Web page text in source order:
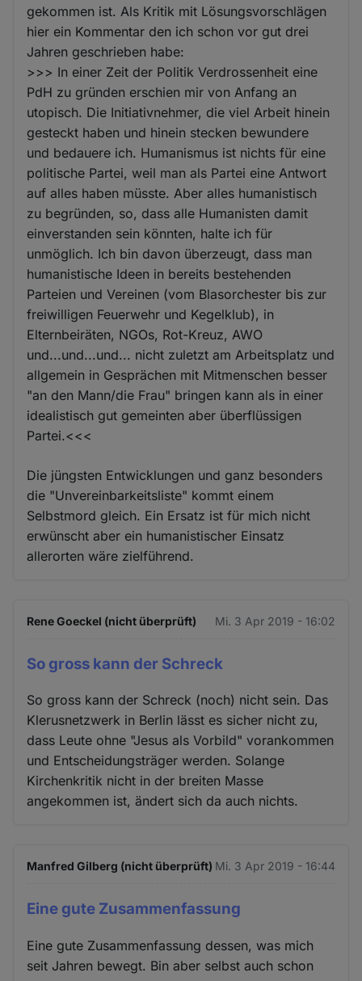
gekommen ist. Als Kritik mit Lösungsvorschlägen
hier ein Kommentar den ich schon vor gut drei
Jahren geschrieben habe:
>>> In einer Zeit der Politik Verdrossenheit eine
PdH zu gründen erschien mir von Anfang an
utopisch. Die Initiativnehmer, die viel Arbeit hinein
gesteckt haben und hinein stecken bewundere
und bedauere ich. Humanismus ist nichts für eine
politische Partei, weil man als Partei eine Antwort
auf alles haben müsste. Aber alles humanistisch
zu begründen, so, dass alle Humanisten damit
einverstanden sein könnten, halte ich für
unmöglich. Ich bin davon überzeugt, dass man
humanistische Ideen in bereits bestehenden
Parteien und Vereinen (vom Blasorchester bis zur
freiwilligen Feuerwehr und Kegelklub), in
Elternbeiräten, NGOs, Rot-Kreuz, AWO
und...und...und... nicht zuletzt am Arbeitsplatz und
allgemein in Gesprächen mit Mitmenschen besser
"an den Mann/die Frau" bringen kann als in einer
idealistisch gut gemeinten aber überflüssigen
Partei.<<<
Die jüngsten Entwicklungen und ganz besonders
die "Unvereinbarkeitsliste" kommt einem
Selbstmord gleich. Ein Ersatz ist für mich nicht
erwünscht aber ein humanistischer Einsatz
allerorten wäre zielführend.
Rene Goeckel (nicht überprüft) Mi. 3 Apr 2019 - 16:02
So gross kann der Schreck
So gross kann der Schreck (noch) nicht sein. Das
Klerusnetzwerk in Berlin lässt es sicher nicht zu,
dass Leute ohne "Jesus als Vorbild" vorankommen
und Entscheidungsträger werden. Solange
Kirchenkritik nicht in der breiten Masse
angekommen ist, ändert sich da auch nichts.
Manfred Gilberg (nicht überprüft) Mi. 3 Apr 2019 - 16:44
Eine gute Zusammenfassung
Eine gute Zusammenfassung dessen, was mich
seit Jahren bewegt. Bin aber selbst auch schon